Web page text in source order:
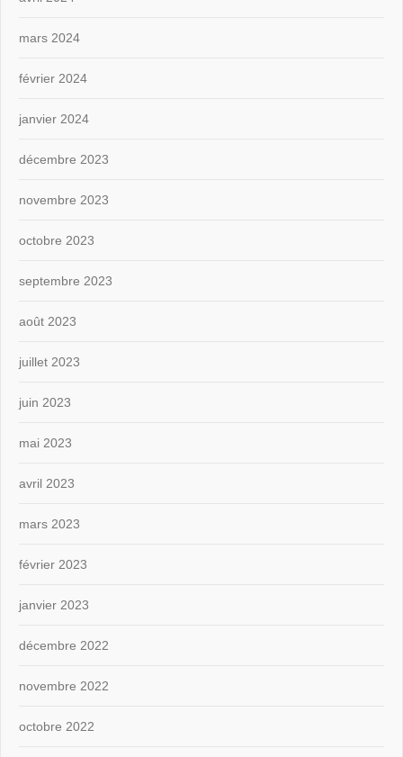
mars 2024
février 2024
janvier 2024
décembre 2023
novembre 2023
octobre 2023
septembre 2023
août 2023
juillet 2023
juin 2023
mai 2023
avril 2023
mars 2023
février 2023
janvier 2023
décembre 2022
novembre 2022
octobre 2022